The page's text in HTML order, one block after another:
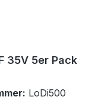
die vollen
35V 5er Pack
LoDi500